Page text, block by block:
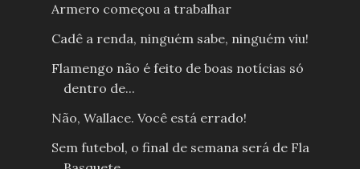
Armero começou a trabalhar
Cadê a renda, ninguém sabe, ninguém viu!
Flamengo não é feito de boas notícias só
dentro de...
Não, Wallace. Você está errado!
Sem futebol, o final de semana será de Fla